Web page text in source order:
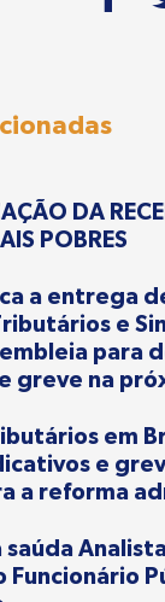
DA
POBRES
a entrega
e
para
greve na
em
e
a reforma
Funcionário